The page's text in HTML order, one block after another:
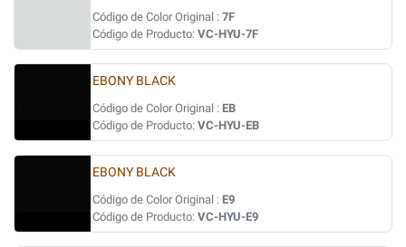
Código de Color Original : 7F
Código de Producto: VC-HYU-7F
EBONY BLACK
Código de Color Original : EB
Código de Producto: VC-HYU-EB
EBONY BLACK
Código de Color Original : E9
Código de Producto: VC-HYU-E9